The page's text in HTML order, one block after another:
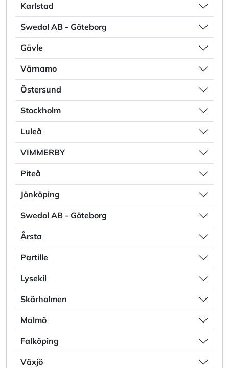
Karlstad
Swedol AB - Göteborg
Gävle
Värnamo
Östersund
Stockholm
Luleå
VIMMERBY
Piteå
Jönköping
Swedol AB - Göteborg
Årsta
Partille
Lysekil
Skärholmen
Malmö
Falköping
Växjö